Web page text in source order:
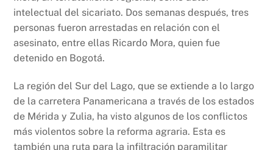
intelectual del sicariato. Dos semanas después, tres
personas fueron arrestadas en relación con el
asesinato, entre ellas Ricardo Mora, quien fue
detenido en Bogotá.
La región del Sur del Lago, que se extiende a lo largo
de la carretera Panamericana a través de los estados
de Mérida y Zulia, ha visto algunos de los conflictos
más violentos sobre la reforma agraria. Esta es
también una ruta para la infiltración paramilitar